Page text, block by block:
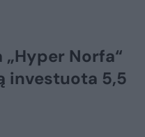
Norfa“
investuota 5,5